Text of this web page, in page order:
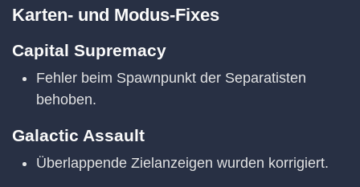
Karten- und Modus-Fixes
Capital Supremacy
Fehler beim Spawnpunkt der Separatisten
behoben.
Galactic Assault
Überlappende Zielanzeigen wurden korrigiert.